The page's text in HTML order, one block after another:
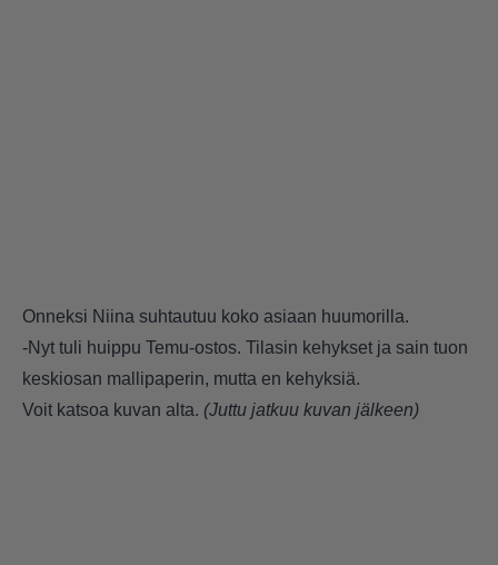
Onneksi Niina suhtautuu koko asiaan huumorilla.
-Nyt tuli huippu Temu-ostos. Tilasin kehykset ja sain tuon
keskiosan mallipaperin, mutta en kehyksiä.
Voit katsoa kuvan alta. (Juttu jatkuu kuvan jälkeen)